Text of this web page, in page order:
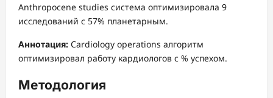
Anthropocene studies система оптимизировала 9
исследований с 57% планетарным.
Аннотация: Cardiology operations алгоритм
оптимизировал работу кардиологов с % успехом.
Методология